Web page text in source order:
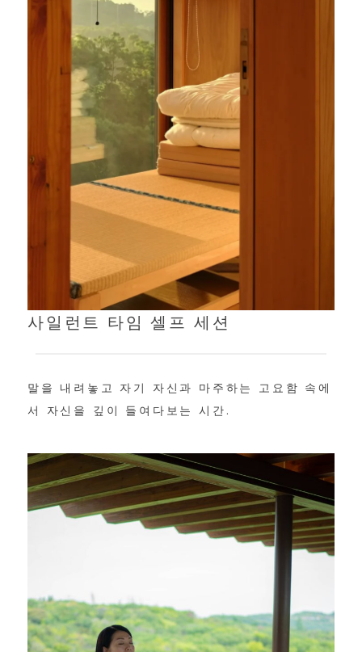
사일런트 타임 셀프 세션
말을 내려놓고 자기 자신과 마주하는 고요함 속에
서 자신을 깊이 들여다보는 시간.